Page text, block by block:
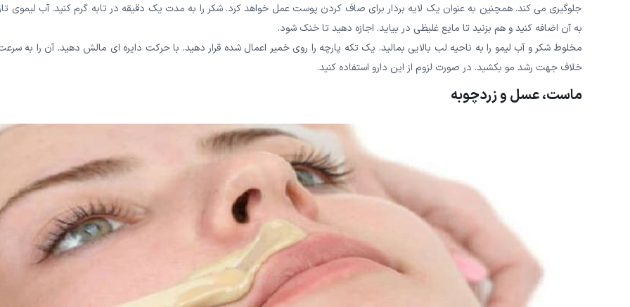
جلوگیری می کند. همچنین به عنوان یک لایه بردار برای صاف کردن پوست عمل خواهد کرد. شکر را به مدت یک دقیقه در تابه گرم کنید. آب لیموی
به آن اضافه کنید و هم بزنید تا مایع غلیظی در بیاید. اجازه دهید تا خنک شود.
مخلوط شکر و آب لیمو را به ناحیه لب بالایی بمالید. یک تکه پارچه را روی خمیر اعمال شده قرار دهید. با حرکت دایره ای مالش دهید. آن را به
خلاف جهت رشد مو بکشید. در صورت لزوم از این دارو استفاده کنید.
ماست، عسل و زردچوبه